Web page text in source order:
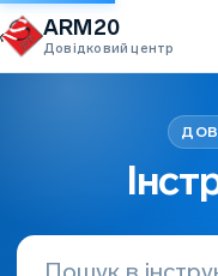
Перейти до вмісту
ARM20
Довідковий центр